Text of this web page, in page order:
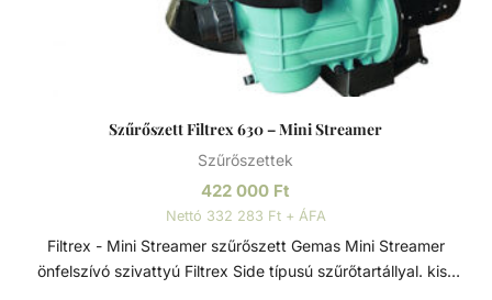
Szűrőszett Filtrex 630 – Mini Streamer
Szűrőszettek
422 000 Ft
Nettó 332 283 Ft + ÁFA
Filtrex - Mini Streamer szűrőszett Gemas Mini Streamer
önfelszívó szivattyú Filtrex Side típusú szűrőtartállyal. kis-